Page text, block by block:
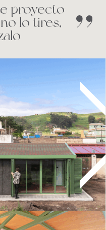
proyecto
lo tires,